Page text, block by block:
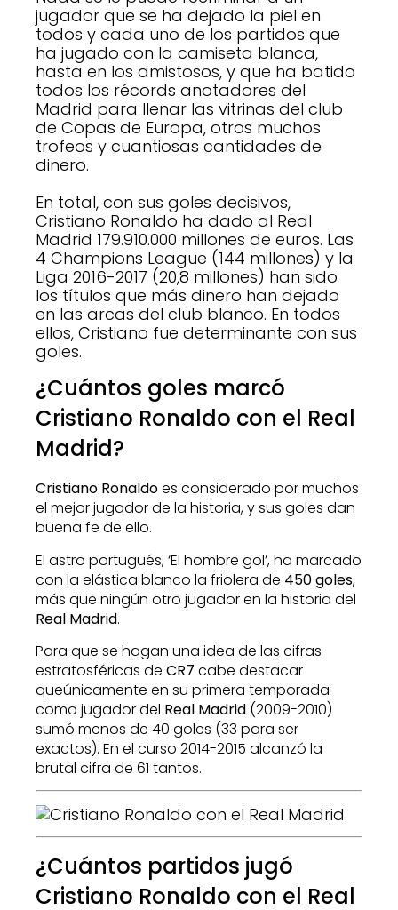
jugador que se ha dejado la piel en
todos y cada uno de los partidos que
ha jugado con la camiseta blanca,
hasta en los amistosos, y que ha batido
todos los récords anotadores del
Madrid para llenar las vitrinas del club
de Copas de Europa, otros muchos
trofeos y cuantiosas cantidades de
dinero.
En total, con sus goles decisivos,
Cristiano Ronaldo ha dado al Real
Madrid 179.910.000 millones de euros. Las
4 Champions League (144 millones) y la
Liga 2016-2017 (20,8 millones) han sido
los títulos que más dinero han dejado
en las arcas del club blanco. En todos
ellos, Cristiano fue determinante con sus
goles.
¿Cuántos goles marcó
Cristiano Ronaldo con el Real
Madrid?
Cristiano Ronaldoes considerado por muchos
el mejor jugador de la historia, y sus goles dan
buena fe de ello.
El astro portugués, ‘El hombre gol’, ha marcado
con la elástica blanco la friolera de 450 goles,
más que ningún otro jugador en la historia del
Real Madrid.
Para que se hagan una idea de las cifras
estratosféricas de CR7 cabe destacar
queúnicamente en su primera temporada
como jugador del Real Madrid (2009-2010)
sumó menos de 40 goles (33 para ser
exactos). En el curso 2014-2015 alcanzó la
brutal cifra de 61 tantos.
¿Cuántos partidos jugó
Cristiano Ronaldo con el Real